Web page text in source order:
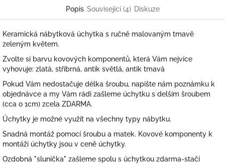
Popis Související (4) Diskuze
Keramická nábytková úchytka s ručně malovaným tmavě
zeleným květem.
Zvolte si barvu kovových komponentů, která Vám nejvíce
vyhovuje: zlatá, stříbrná, antik světlá, antik tmavá
Pokud Vám nedostačuje délka šroubu, napište nám poznámku k
objednávce a my Vám rádi zašleme úchytku s delším šroubem
(cca o 1cm) zcela ZDARMA.
Úchytky je možné využít na všechny typy nábytku.
Snadná montáž pomocí šroubu a matek. Kovové komponenty k
montáži úchytky jsou v ceně úchytky.
Ozdobná "sluníčka" zašleme spolu s úchytkou zdarma-stačí